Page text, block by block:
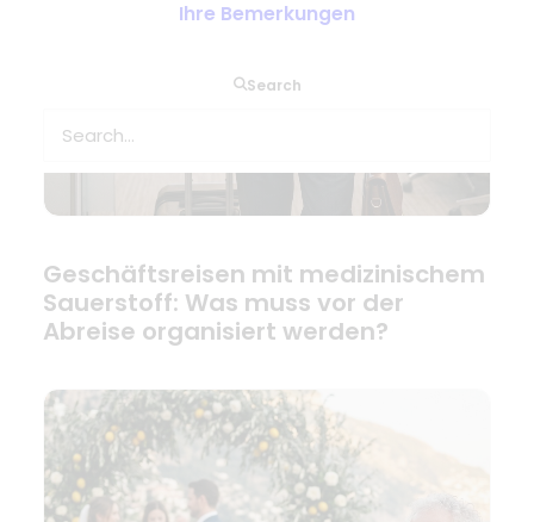
Ihre Bemerkungen
Search
Geschäftsreisen mit medizinischem
Sauerstoff: Was muss vor der
Abreise organisiert werden?